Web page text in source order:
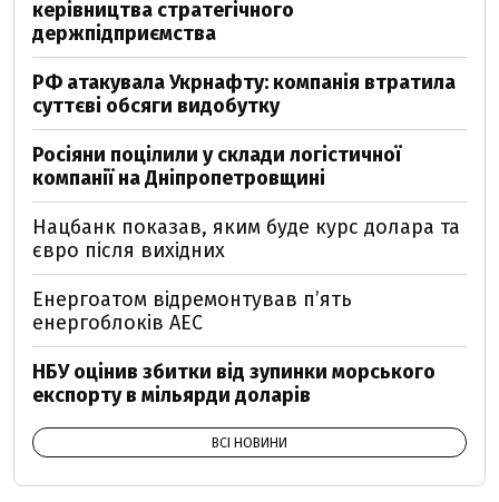
керівництва стратегічного
держпідприємства
РФ атакувала Укрнафту: компанія втратила
суттєві обсяги видобутку
Росіяни поцілили у склади логістичної
компанії на Дніпропетровщині
Нацбанк показав, яким буде курс долара та
євро після вихідних
Енергоатом відремонтував п’ять
енергоблоків АЕС
НБУ оцінив збитки від зупинки морського
експорту в мільярди доларів
ВСІ НОВИНИ